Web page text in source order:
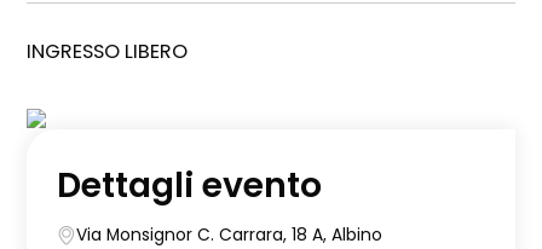
INGRESSO LIBERO
Dettagli evento
Via Monsignor C. Carrara, 18 A, Albino